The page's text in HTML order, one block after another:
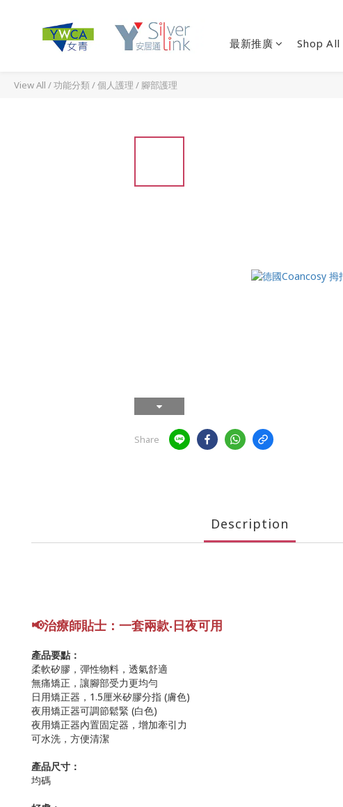
最新推廣 Shop All
View All /功能分類/個人護理 / 腳部護理
Share
Description
📢治療師貼士：一套兩款‧日夜可用
產品要點：
柔軟矽膠，彈性物料，透氣舒適
無痛矯正，讓腳部受力更均勻
日用矯正器，1.5厘米矽膠分指 (膚色)
夜用矯正器可調節鬆緊 (白色)
夜用矯正器內置固定器，增加牽引力
可水洗，方便清潔
產品尺寸：
均碼